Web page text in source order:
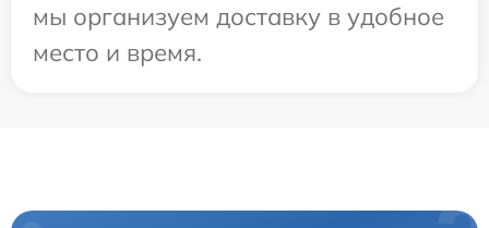
мы организуем доставку в удобное
место и время.